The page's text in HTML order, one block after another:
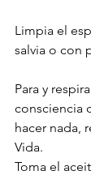
Limpia el
salvia o con
Para y
consciencia
hacer nada,
Vida.
Toma el